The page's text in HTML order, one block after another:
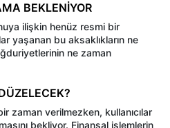
BEKLENİYOR
ilişkin henüz resmi bir
yaşanan bu aksaklıkların ne
ne zaman
zaman verilmezken, kullanıcılar
bekliyor. Finansal işlemlerin